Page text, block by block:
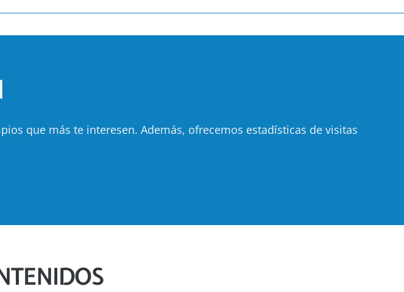
que más te interesen. Además, ofrecemos estadísticas de visitas